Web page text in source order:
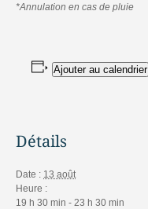
*Annulation en cas de pluie
Ajouter au calendrier
Détails
Date : 13 août
Heure :
19 h 30 min - 23 h 30 min